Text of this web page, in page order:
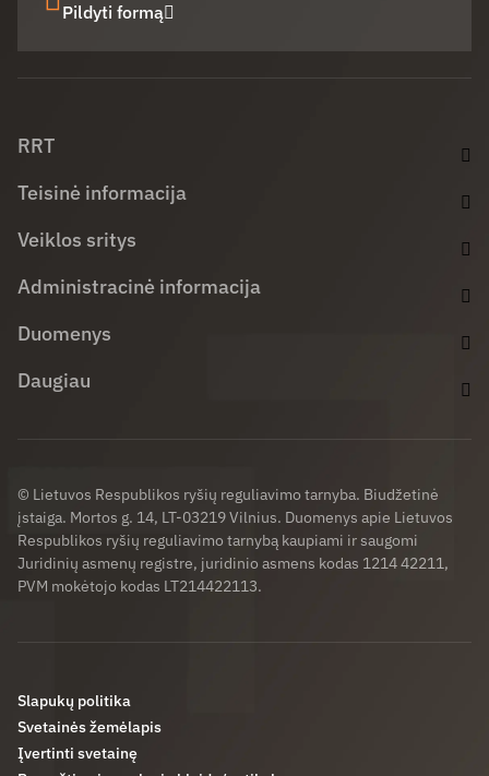
Pildyti formą
RRT
Teisinė informacija
Veiklos sritys
Administracinė informacija
Duomenys
Daugiau
© Lietuvos Respublikos ryšių reguliavimo tarnyba. Biudžetinė
įstaiga. Mortos g. 14, LT-03219 Vilnius. Duomenys apie Lietuvos
Respublikos ryšių reguliavimo tarnybą kaupiami ir saugomi
Juridinių asmenų registre, juridinio asmens kodas 1214 42211,
PVM mokėtojo kodas LT214422113.
Slapukų politika
Svetainės žemėlapis
Įvertinti svetainę